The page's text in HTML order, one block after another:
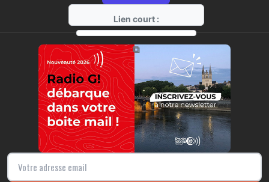
Lien court :
https://radio-g.fr?16189
⧉